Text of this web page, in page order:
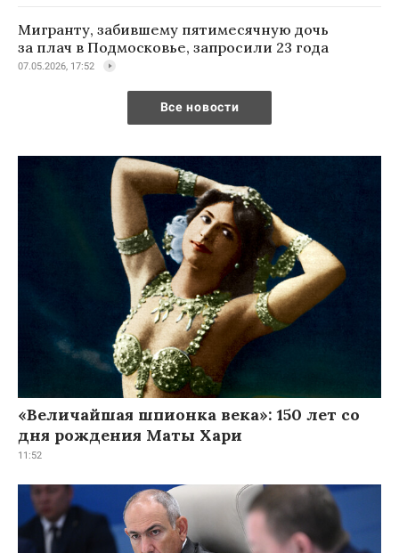
Мигранту, забившему пятимесячную дочь
за плач в Подмосковье, запросили 23 года
07.05.2026, 17:52
Все новости
«Величайшая шпионка века»: 150 лет со
дня рождения Маты Хари
11:52